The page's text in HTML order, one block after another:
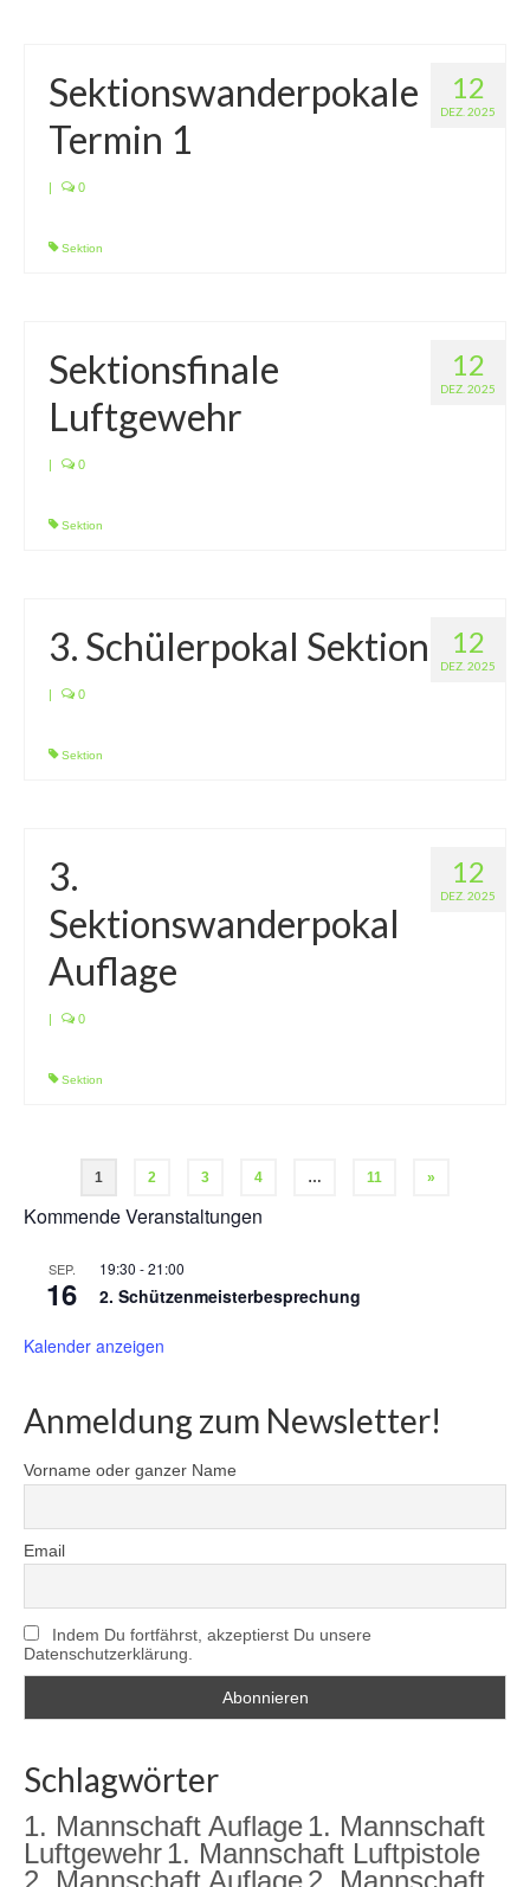
12
DEZ. 2025
Sektionswanderpokale
Termin 1
0
Sektion
12
DEZ. 2025
Sektionsfinale
Luftgewehr
0
Sektion
12
DEZ. 2025
3. Schülerpokal Sektion
0
Sektion
12
DEZ. 2025
3.
Sektionswanderpokal
Auflage
0
Sektion
1 2 3 4 … 11 »
Kommende Veranstaltungen
SEP.
16
19:30 -21:00
2. Schützenmeisterbesprechung
Kalender anzeigen
Anmeldung zum Newsletter!
Vorname oder ganzer Name
Email
Indem Du fortfährst, akzeptierst Du unsere
Datenschutzerklärung.
Schlagwörter
1. Mannschaft Auflage1. Mannschaft
Luftgewehr1. Mannschaft Luftpistole
2. Mannschaft Auflage2. Mannschaft